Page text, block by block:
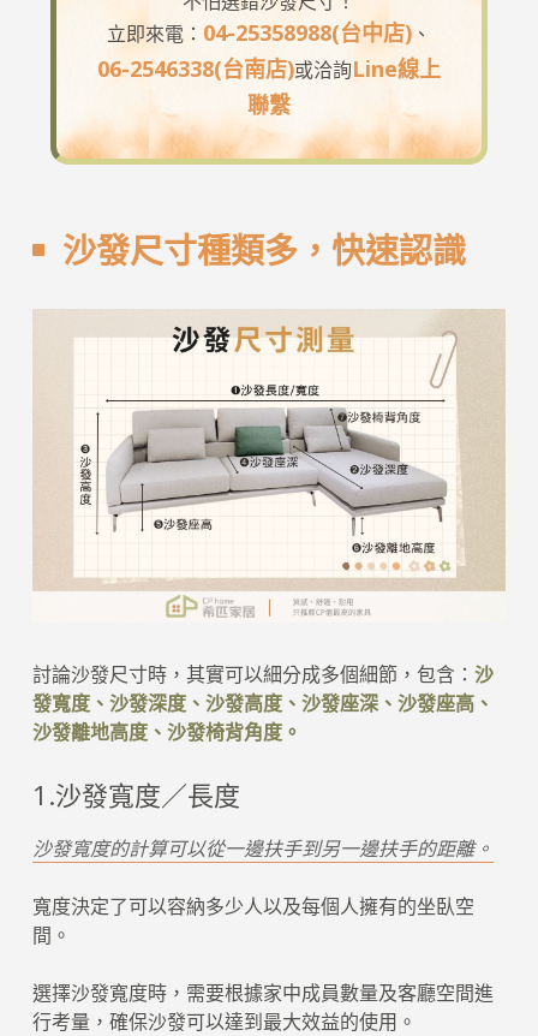
立即來電： 04-25358988(台中店)、
06-2546338(台南店)或洽詢Line線上
聯繫
沙發尺寸種類多，快速認識
討論沙發尺寸時，其實可以細分成多個細節，包含： 沙
發寬度、沙發深度、沙發高度、沙發座深、沙發座高、
沙發離地高度、沙發椅背角度。
1.沙發寬度／長度
沙發寬度的計算可以從一邊扶手到另一邊扶手的距離。
寬度決定了可以容納多少人以及每個人擁有的坐臥空
間。
選擇沙發寬度時，需要根據家中成員數量及客廳空間進
行考量，確保沙發可以達到最大效益的使用。